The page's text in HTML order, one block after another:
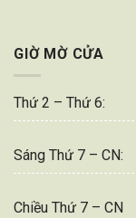
GIỜ MỜ CỬA
Thứ 2 – Thứ 6:
Sáng Thứ 7 – CN:
Chiều Thứ 7 – CN